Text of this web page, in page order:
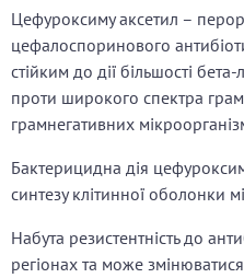
Цефуроксиму аксетил –
цефалоспоринового
стійким до дії більшості
проти широкого спектра
грамнегативних
Бактерицидна дія
синтезу клітинної оболонки
Набута резистентність до
регіонах та може